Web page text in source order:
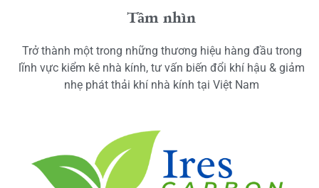
Tầm nhìn
Trở thành một trong những thương hiệu hàng đầu trong
lĩnh vực kiểm kê nhà kính, tư vấn biến đổi khí hậu & giảm
nhẹ phát thải khí nhà kính tại Việt Nam